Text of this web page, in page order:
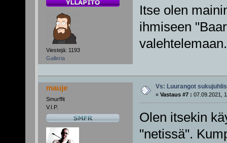
Viestejä: 1193
Galleria
Itse olen
ihmiseen
mauje
Smurffit
V.I.P.
Vs: Luurangot
« Vastaus #7 : 07.09.2021,
Olen itsekin
"netissä".